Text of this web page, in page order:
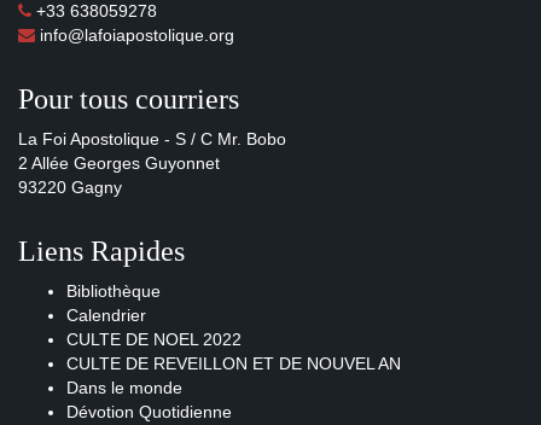
+33 638059278
info@lafoiapostolique.org
Pour tous courriers
La Foi Apostolique - S / C Mr. Bobo
2 Allée Georges Guyonnet
93220 Gagny
Liens Rapides
Bibliothèque
Calendrier
CULTE DE NOEL 2022
CULTE DE REVEILLON ET DE NOUVEL AN
Dans le monde
Dévotion Quotidienne